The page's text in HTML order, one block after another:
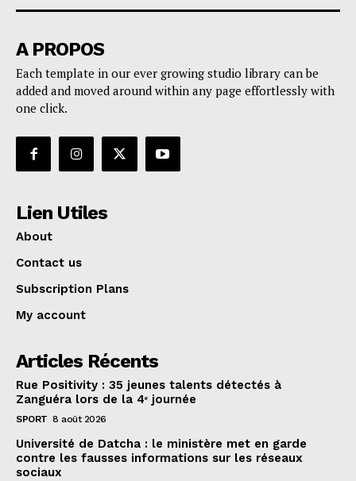
A PROPOS
Each template in our ever growing studio library can be
added and moved around within any page effortlessly with
one click.
Lien Utiles
About
Contact us
Subscription Plans
My account
Articles Récents
Rue Positivity : 35 jeunes talents détectés à
Zanguéra lors de la 4ᵉ journée
SPORT 8 août 2026
Université de Datcha : le ministère met en garde
contre les fausses informations sur les réseaux
sociaux